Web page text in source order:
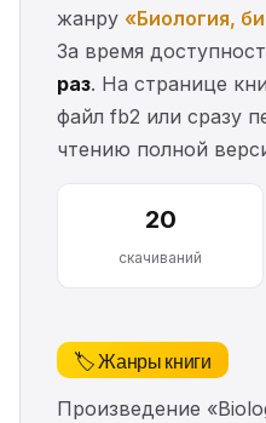
жанру «Биология,
За время
раз. На странице
файл fb2 или сразу
чтению полной
20
скачиваний
🏷️ Жанры книги
Произведение